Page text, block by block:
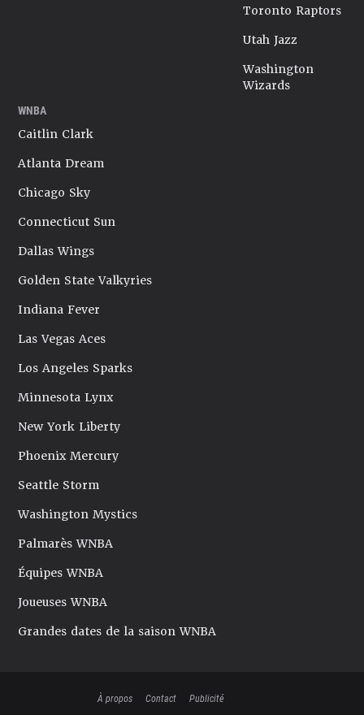
Toronto Raptors
Utah Jazz
Washington
Wizards
WNBA
Caitlin Clark
Atlanta Dream
Chicago Sky
Connecticut Sun
Dallas Wings
Golden State Valkyries
Indiana Fever
Las Vegas Aces
Los Angeles Sparks
Minnesota Lynx
New York Liberty
Phoenix Mercury
Seattle Storm
Washington Mystics
Palmarès WNBA
Équipes WNBA
Joueuses WNBA
Grandes dates de la saison WNBA
À propos Contact Publicité